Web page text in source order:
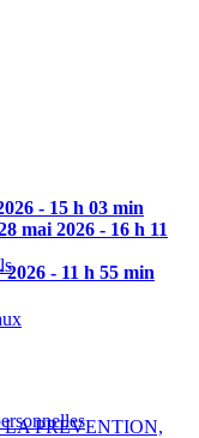
PREVENTION,
- 15 h 03 min
mai 2026 - 16 h 11
- 11 h 55 min